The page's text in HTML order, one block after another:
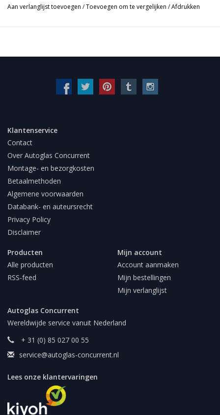
Aan verlanglijst toevoegen /Toevoegen om te vergelijken /Afdrukken
Klantenservice
Contact
Over Autoglas Concurrent
Montage- en bezorgkosten
Betaalmethoden
Algemene voorwaarden
Databank- en auteursrecht
Privacy Policy
Disclaimer
Producten
Alle producten
RSS-feed
Mijn account
Account aanmaken
Mijn bestellingen
Mijn verlanglijst
Autoglas Concurrent
Wereldwijde service vanuit Nederland
+ 31 (0) 85 027 00 55
service@autoglas-concurrent.nl
Lees onze klantervaringen